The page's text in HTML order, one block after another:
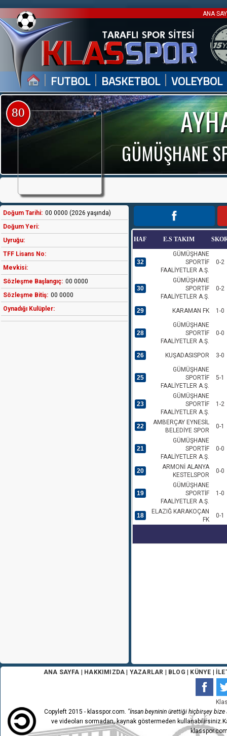
ANA
| FUTBOL | BASKETBOL | VOLEYBOL
GÜMÜŞHANE
80
Doğum Tarihi: 00 0000 (2026 yaşında)
Doğum Yeri:
Uyruğu:
TFF Lisans No:
Mevkisi:
Sözleşme Başlangıç: 00 0000
Sözleşme Bitiş: 00 0000
Oynadığı Kulüpler:
HAF E.S TAKIM
32
GÜMÜŞHANE
SPORTİF
FAALİYETLER A.Ş.
0-2
30
GÜMÜŞHANE
SPORTİF
FAALİYETLER A.Ş.
0-2
29 KARAMAN FK 1-0
28
GÜMÜŞHANE
SPORTİF
FAALİYETLER A.Ş.
0-0
26 KUŞADASISPOR 3-0
25
GÜMÜŞHANE
SPORTİF
FAALİYETLER A.Ş.
5-1
23
GÜMÜŞHANE
SPORTİF
FAALİYETLER A.Ş.
1-2
22
AMBERÇAY EYNESİL
BELEDİYE SPOR
0-1
21
GÜMÜŞHANE
SPORTİF
FAALİYETLER A.Ş.
0-0
20
ARMONİ ALANYA
KESTELSPOR
0-0
19
GÜMÜŞHANE
SPORTİF
FAALİYETLER A.Ş.
1-0
18
ELAZIĞ KARAKOÇAN
FK
0-1
ANA SAYFA HAKKIMIZDA YAZARLAR BLOG KÜNYE
Copyleft 2015 - klasspor.com. "İnsan beyninin ürettiği hiçbirşey bize
ve videoları sormadan, kaynak göstermeden